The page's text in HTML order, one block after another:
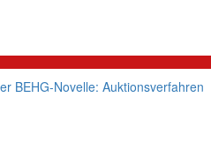
BEHG-Novelle: Auktionsverfahren